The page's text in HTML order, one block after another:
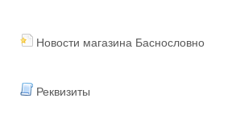
Новости магазина Баснословно
Реквизиты